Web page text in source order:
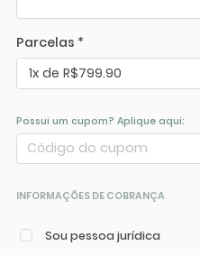
Parcelas *
1x de R$799.90
Possui um cupom? Aplique aqui:
INFORMAÇÕES DE COBRANÇA
Sou pessoa jurídica